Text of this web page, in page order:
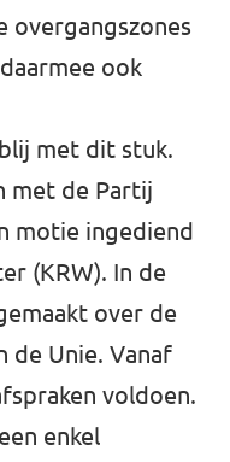
overgangszones
ook
met dit stuk.
met de Partij
motie ingediend
(KRW). In de
over de
de Unie. Vanaf
voldoen.
enkel